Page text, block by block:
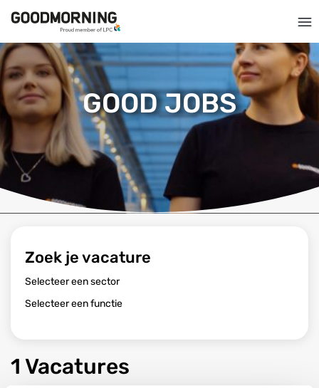
GOOD JOBS
Zoek je vacature
Selecteer een sector
Selecteer een functie
1 Vacatures